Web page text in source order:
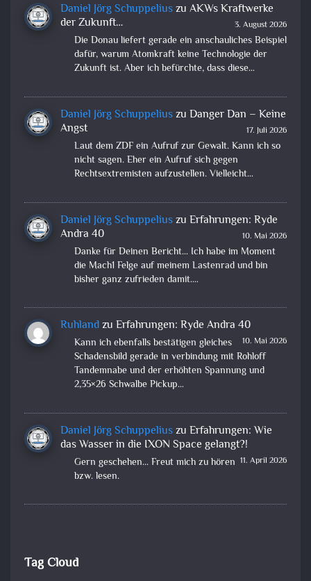
Daniel Jörg Schuppeliuszu AKWs Kraftwerke
der Zukunft…
3. August 2026
Die Donau liefert gerade ein anschauliches Beispiel
dafür, warum Atomkraft keine Technologie der
Zukunft ist. Aber ich befürchte, dass diese…
Daniel Jörg Schuppeliuszu Danger Dan – Keine
Angst
17. Juli 2026
Laut dem ZDF ein Aufruf zur Gewalt. Kann ich so
nicht sagen. Eher ein Aufruf sich gegen
Rechtsextremisten aufzustellen. Vielleicht…
Daniel Jörg Schuppeliuszu Erfahrungen: Ryde
Andra 40
10. Mai 2026
Danke für Deinen Bericht... Ich habe im Moment
die Mach1 Felge auf meinem Lastenrad und bin
bisher ganz zufrieden damit.…
Ruhlandzu Erfahrungen: Ryde Andra 40
10. Mai 2026
Kann ich ebenfalls bestätigen gleiches
Schadensbild gerade in verbindung mit Rohloff
Tandemnabe und der erhöhten Spannung und
2,35×26 Schwalbe Pickup…
Daniel Jörg Schuppeliuszu Erfahrungen: Wie
das Wasser in die IXON Space gelangt?!
11. April 2026
Gern geschehen... Freut mich zu hören
bzw. lesen.
Tag Cloud